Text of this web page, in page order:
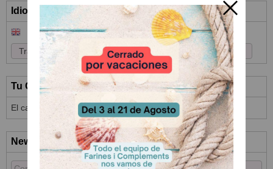
Idioma
Tu Carrito (0)
El carrito de la compra está vacío
Newsletter